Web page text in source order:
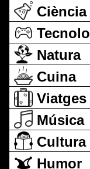
Ciència
Natura
Cuina
Viatges
Música
Cultura
Humor